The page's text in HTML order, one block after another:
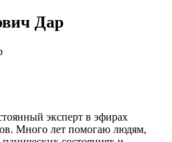
Дар
эксперт в эфирах
Много лет помогаю людям,